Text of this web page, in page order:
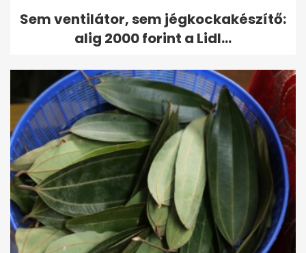
Sem ventilátor, sem jégkockakészítő:
alig 2000 forint a Lidl...